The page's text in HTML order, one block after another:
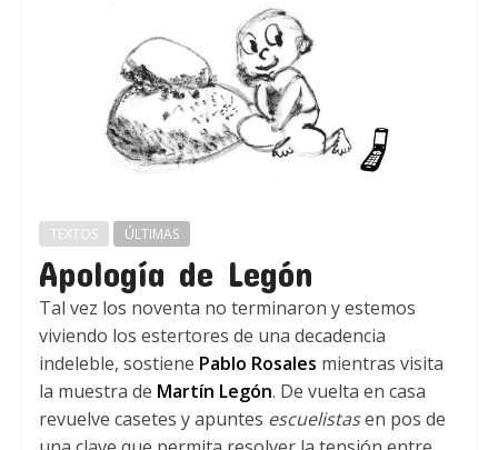
TEXTOS ÚLTIMAS
Apología de Legón
Tal vez los noventa no terminaron y estemos
viviendo los estertores de una decadencia
indeleble, sostiene Pablo Rosales mientras visita
la muestra de Martín Legón. De vuelta en casa
revuelve casetes y apuntes escuelistasen pos de